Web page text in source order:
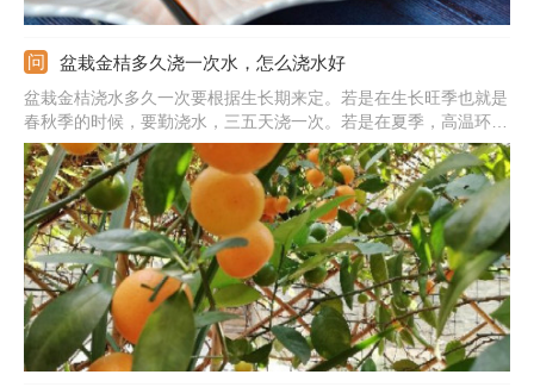
盆栽金桔多久浇一次水，怎么浇水好
盆栽金桔浇水多久一次要根据生长期来定。若是在生长旺季也就是
春秋季的时候，要勤浇水，三五天浇一次。若是在夏季，高温环境
下水分蒸发的非常快，要勤补水，每天浇两次，早晚各一次。若是
在冬季，需水量非常少，要减少浇水，最好让土壤微干些，水分太
多反而对过冬不利。